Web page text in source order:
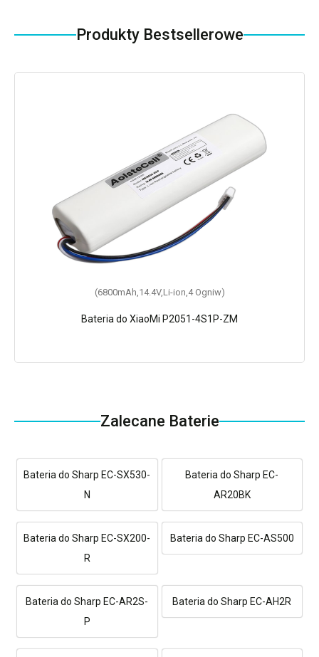
Produkty Bestsellerowe
(6800mAh,14.4V,Li-ion,4 Ogniw)
Bateria do XiaoMi P2051-4S1P-ZM
Zalecane Baterie
Bateria do Sharp EC-SX530-
N
Bateria do Sharp EC-
AR20BK
Bateria do Sharp EC-SX200-
R
Bateria do Sharp EC-AS500
Bateria do Sharp EC-AR2S-
P
Bateria do Sharp EC-AH2R